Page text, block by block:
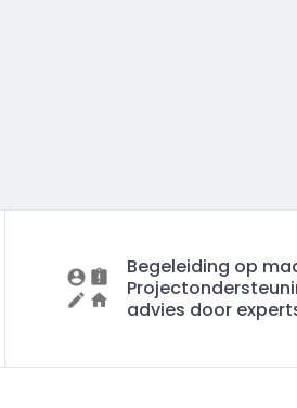
Begeleiding op
advies door